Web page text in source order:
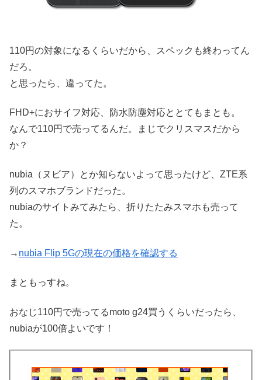
110円の対象になるくらいだから、スペックも終わってん
だろ。
と思ったら、違ってた。
FHD+におサイフ対応、防水防塵対応ととてもまとも。
なんで110円で売ってるんだ。まじでクリスマスだから
か？
nubia（ヌビア）とか知らないよって思ったけど、ZTE系
列のスマホブランドだった。
nubiaのサイトみてみたら、折りたたみスマホも売って
た。
→ nubia Flip 5Gの現在の価格を確認する
まともっすね。
おなじ110円で売ってるmoto g24買うくらいだったら、
nubiaが100倍よいです！